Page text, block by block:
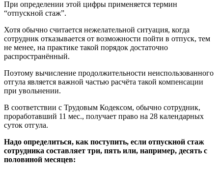
При определении этой цифры применяется термин
“отпускной стаж”.
Хотя обычно считается нежелательной ситуация, когда
сотрудник отказывается от возможности пойти в отпуск, тем
не менее, на практике такой порядок достаточно
распространённый.
Поэтому вычисление продолжительности неиспользованного
отгула является важной частью расчёта такой компенсации
при увольнении.
В соответствии с Трудовым Кодексом, обычно сотрудник,
проработавший 11 мес., получает право на 28 календарных
суток отгула.
Надо определиться, как поступить, если отпускной стаж
сотрудника составляет три, пять или, например, десять с
половиной месяцев: